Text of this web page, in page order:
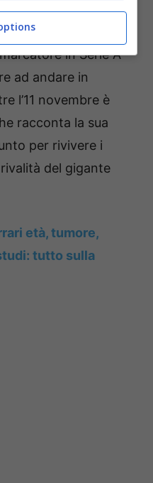
Milan,Zlatan
rossonero è
in Serie A
ad andare in
l’11 novembre è
racconta la sua
per rivivere i
del gigante
età, tumore,
tutto sulla